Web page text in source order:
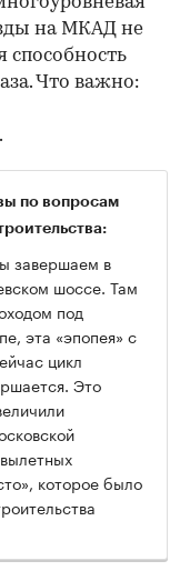
на МКАД не
способность
Что важно:
по вопросам
завершаем в
шоссе. Там
под
эта «эпопея» с
цикл
Это
которое было